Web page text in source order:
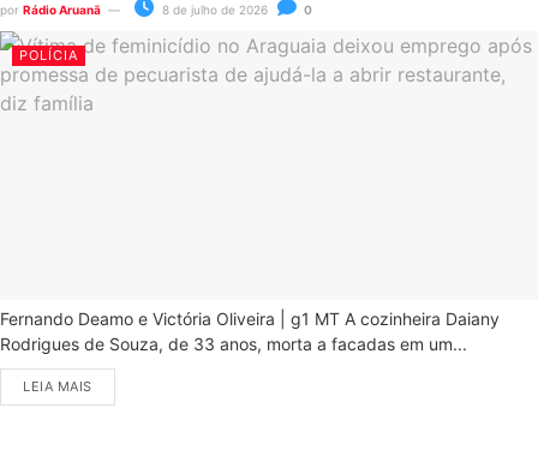
por Rádio Aruanã 8 de julho de 2026 0
POLÍCIA
Fernando Deamo e Victória Oliveira | g1 MT A cozinheira Daiany
Rodrigues de Souza, de 33 anos, morta a facadas em um...
LEIA MAIS